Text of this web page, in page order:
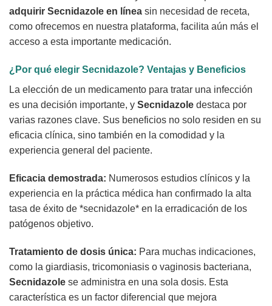
adquirir Secnidazole en línea sin necesidad de receta,
como ofrecemos en nuestra plataforma, facilita aún más el
acceso a esta importante medicación.
¿Por qué elegir Secnidazole? Ventajas y Beneficios
La elección de un medicamento para tratar una infección
es una decisión importante, y Secnidazole destaca por
varias razones clave. Sus beneficios no solo residen en su
eficacia clínica, sino también en la comodidad y la
experiencia general del paciente.
Eficacia demostrada: Numerosos estudios clínicos y la
experiencia en la práctica médica han confirmado la alta
tasa de éxito de *secnidazole* en la erradicación de los
patógenos objetivo.
Tratamiento de dosis única: Para muchas indicaciones,
como la giardiasis, tricomoniasis o vaginosis bacteriana,
Secnidazole se administra en una sola dosis. Esta
característica es un factor diferencial que mejora